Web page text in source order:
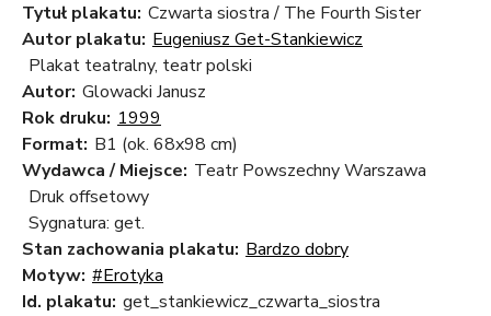
Tytuł plakatu: Czwarta siostra / The Fourth Sister
Autor plakatu: Eugeniusz Get-Stankiewicz
Plakat teatralny, teatr polski
Autor: Glowacki Janusz
Rok druku: 1999
Format: B1 (ok. 68x98 cm)
Wydawca / Miejsce: Teatr Powszechny Warszawa
Druk offsetowy
Sygnatura: get.
Stan zachowania plakatu: Bardzo dobry
Motyw: #Erotyka
Id. plakatu: get_stankiewicz_czwarta_siostra